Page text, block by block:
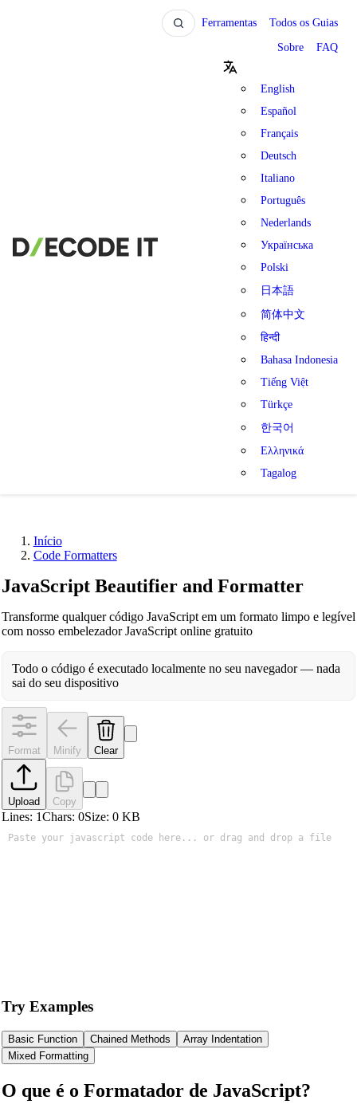
Ferramentas Todos os Guias
Sobre FAQ
English
Español
Français
Deutsch
Italiano
Português
Nederlands
Українська
Polski
日本語
简体中文
हिन्दी
Bahasa Indonesia
Tiếng Việt
Türkçe
한국어
Ελληνικά
Tagalog
Início
Code Formatters
JavaScript Beautifier and Formatter
Transforme qualquer código JavaScript em um formato limpo e legível
com nosso embelezador JavaScript online gratuito
Todo o código é executado localmente no seu navegador — nada
sai do seu dispositivo
Format Minify Clear
Upload Copy
Lines: 1Chars: 0Size: 0KB
Try Examples
Basic Function Chained Methods
Array Indentation
Mixed Formatting
O que é o Formatador de JavaScript?